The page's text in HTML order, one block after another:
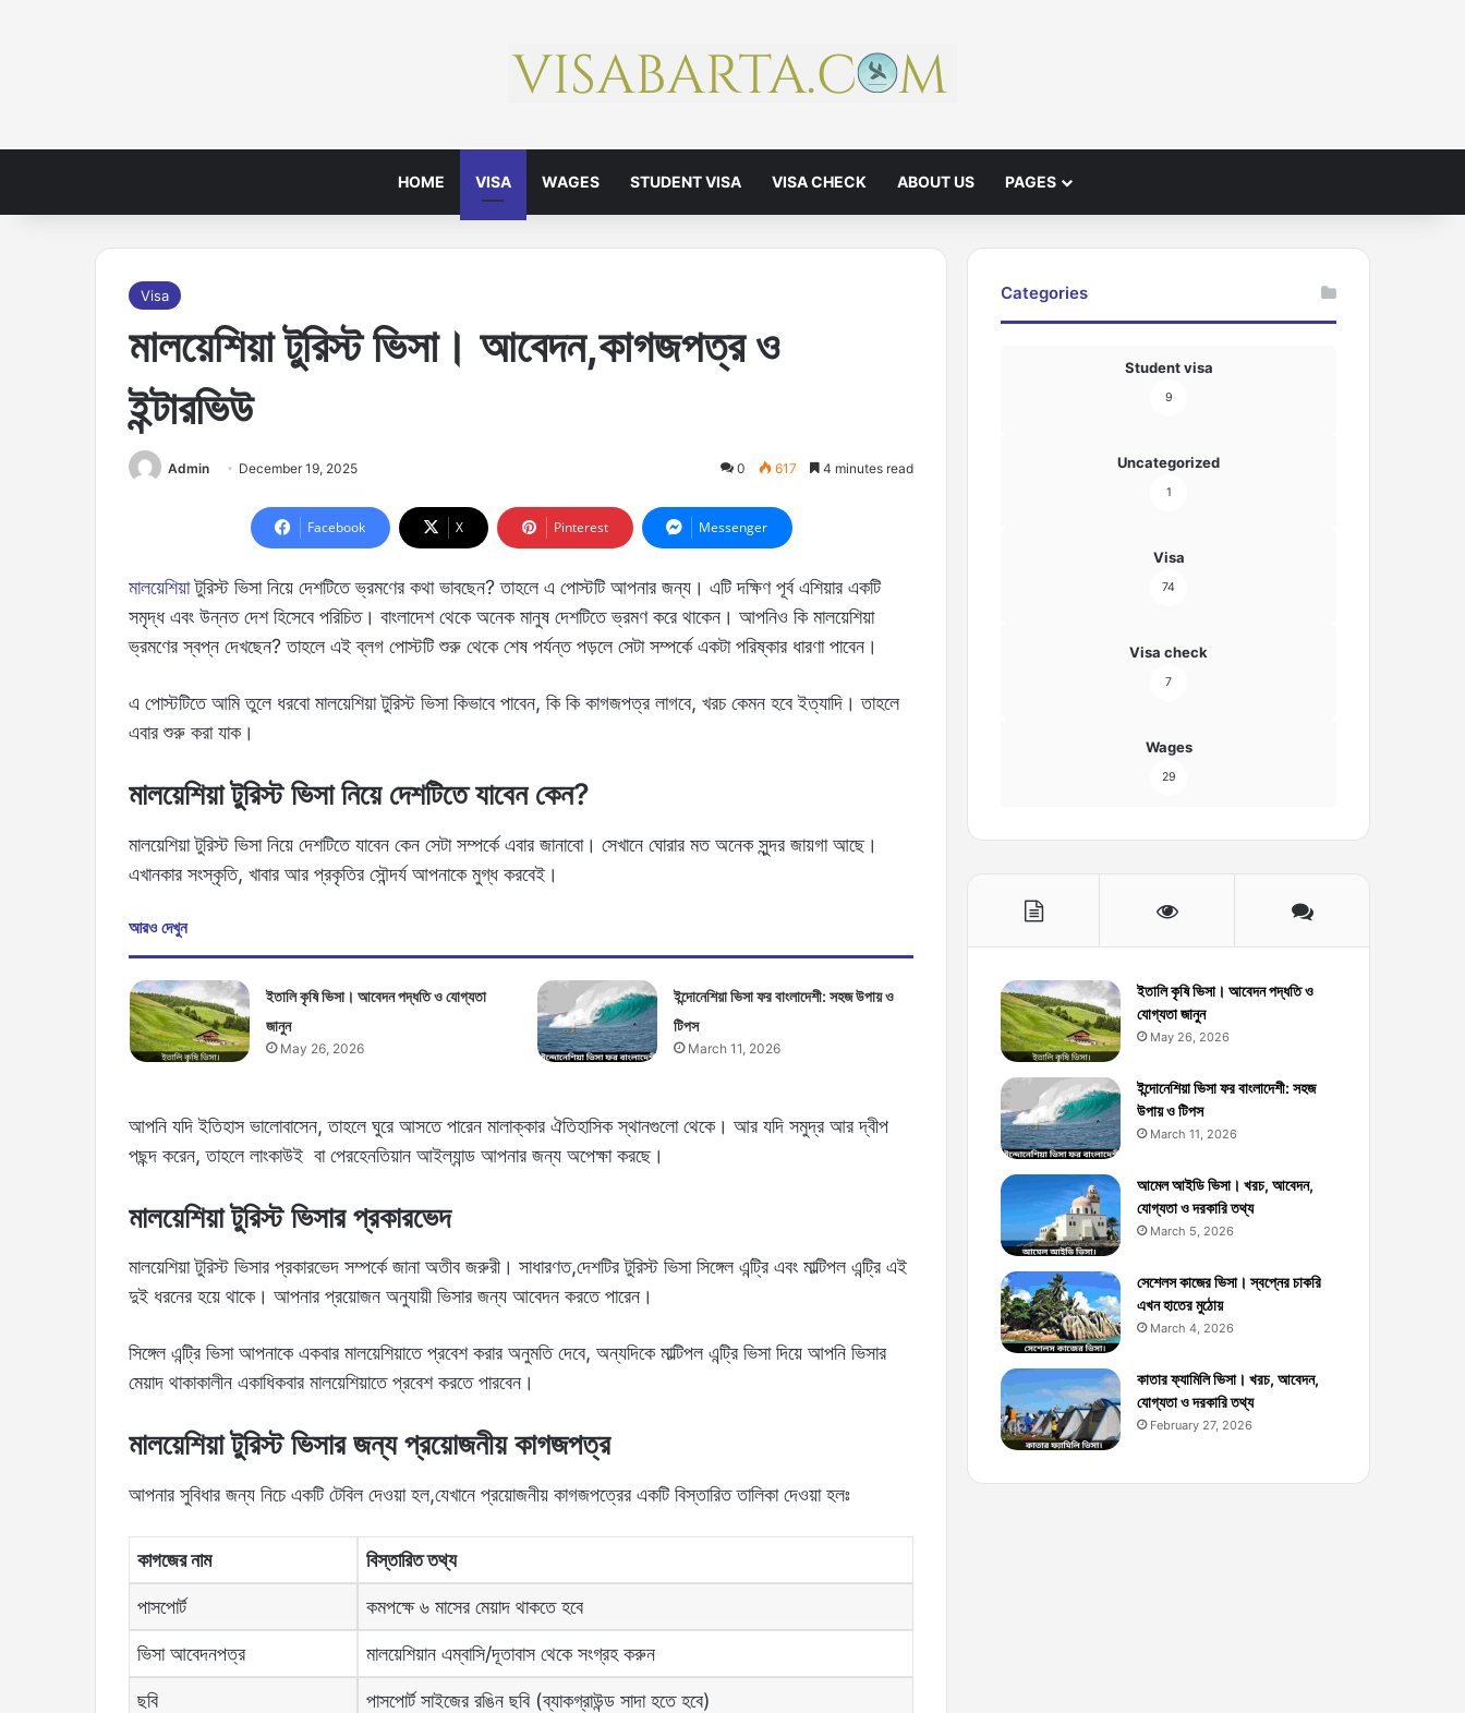
HOME VISA WAGES STUDENT VISA VISA CHECK ABOUT US PAGES
Visa
মালয়েশিয়া টুরিস্ট ভিসা। আবেদন,কাগজপত্র ও
ইন্টারভিউ
Admin December 19, 2025 0 617 4 minutes read
Facebook X Pinterest Messenger
মালয়েশিয়াটুরিস্ট ভিসা নিয়ে দেশটিতে ভ্রমণের কথা ভাবছেন? তাহলে এ পোস্টটি আপনার জন্য। এটি দক্ষিণ পূর্ব এশিয়ার একটি
সমৃদ্ধ এবং উন্নত দেশ হিসেবে পরিচিত। বাংলাদেশ থেকে অনেক মানুষ দেশটিতে ভ্রমণ করে থাকেন। আপনিও কি মালয়েশিয়া
ভ্রমণের স্বপ্ন দেখছেন? তাহলে এই ব্লগ পোস্টটি শুরু থেকে শেষ পর্যন্ত পড়লে সেটা সম্পর্কে একটা পরিষ্কার ধারণা পাবেন।
এ পোস্টটিতে আমি তুলে ধরবো মালয়েশিয়া টুরিস্ট ভিসা কিভাবে পাবেন, কি কি কাগজপত্র লাগবে, খরচ কেমন হবে ইত্যাদি। তাহলে
এবার শুরু করা যাক।
মালয়েশিয়া টুরিস্ট ভিসা নিয়ে দেশটিতে যাবেন কেন?
মালয়েশিয়া টুরিস্ট ভিসা নিয়ে দেশটিতে যাবেন কেন সেটা সম্পর্কে এবার জানাবো। সেখানে ঘোরার মত অনেক সুন্দর জায়গা আছে।
এখানকার সংস্কৃতি, খাবার আর প্রকৃতির সৌন্দর্য আপনাকে মুগ্ধ করবেই।
আরও দেখুন
ইতালি কৃষি ভিসা। আবেদন পদ্ধতি ও যোগ্যতা
জানুন
May 26, 2026
ইন্দোনেশিয়া ভিসা ফর বাংলাদেশী: সহজ উপায় ও
টিপস
March 11, 2026
আপনি যদি ইতিহাস ভালোবাসেন, তাহলে ঘুরে আসতে পারেন মালাক্কার ঐতিহাসিক স্থানগুলো থেকে। আর যদি সমুদ্র আর দ্বীপ
পছন্দ করেন, তাহলে লাংকাউই বা পেরহেনতিয়ান আইল্যান্ড আপনার জন্য অপেক্ষা করছে।
মালয়েশিয়া টুরিস্ট ভিসার প্রকারভেদ
মালয়েশিয়া টুরিস্ট ভিসার প্রকারভেদ সম্পর্কে জানা অতীব জরুরী। সাধারণত,দেশটির টুরিস্ট ভিসা সিঙ্গেল এন্ট্রি এবং মাল্টিপল এন্ট্রি এই
দুই ধরনের হয়ে থাকে। আপনার প্রয়োজন অনুযায়ী ভিসার জন্য আবেদন করতে পারেন।
সিঙ্গেল এন্ট্রি ভিসা আপনাকে একবার মালয়েশিয়াতে প্রবেশ করার অনুমতি দেবে, অন্যদিকে মাল্টিপল এন্ট্রি ভিসা দিয়ে আপনি ভিসার
মেয়াদ থাকাকালীন একাধিকবার মালয়েশিয়াতে প্রবেশ করতে পারবেন।
মালয়েশিয়া টুরিস্ট ভিসার জন্য প্রয়োজনীয় কাগজপত্র
আপনার সুবিধার জন্য নিচে একটি টেবিল দেওয়া হল,যেখানে প্রয়োজনীয় কাগজপত্রের একটি বিস্তারিত তালিকা দেওয়া হলঃ
কাগজের নাম বিস্তারিত তথ্য
পাসপোর্ট কমপক্ষে ৬ মাসের মেয়াদ থাকতে হবে
ভিসা আবেদনপত্র মালয়েশিয়ান এম্বাসি/দূতাবাস থেকে সংগ্রহ করুন
ছবি পাসপোর্ট সাইজের রঙিন ছবি (ব্যাকগ্রাউন্ড সাদা হতে হবে)
Categories
Student visa
9
Uncategorized
1
Visa
74
Visa check
7
Wages
29
ইতালি কৃষি ভিসা। আবেদন পদ্ধতি ও
যোগ্যতা জানুন
May 26, 2026
ইন্দোনেশিয়া ভিসা ফর বাংলাদেশী: সহজ
উপায় ও টিপস
March 11, 2026
আমেল আইডি ভিসা। খরচ, আবেদন,
যোগ্যতা ও দরকারি তথ্য
March 5, 2026
সেশেলস কাজের ভিসা। স্বপ্নের চাকরি
এখন হাতের মুঠোয়
March 4, 2026
কাতার ফ্যামিলি ভিসা। খরচ, আবেদন,
যোগ্যতা ও দরকারি তথ্য
February 27, 2026